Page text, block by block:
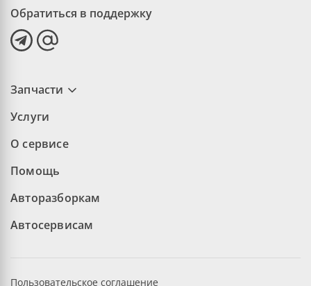
Обратиться в поддержку
Запчасти
Услуги
О сервисе
Помощь
Авторазборкам
Автосервисам
Пользовательское соглашение